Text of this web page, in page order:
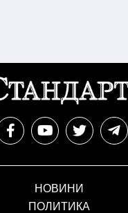
НОВИНИ
ПОЛИТИКА